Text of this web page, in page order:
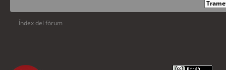
Índex del fòrum